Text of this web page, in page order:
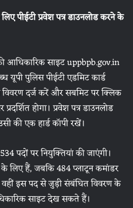
पीईटी प्रवेश पत्र डाउनलोड करने के
आधिकारिक साइट uppbpb.gov.in
पुलिस पीईटी एडमिट कार्ड
दर्ज करें और सबमिट पर क्लिक
होगा। प्रवेश पत्र डाउनलोड
एक हार्ड कॉपी रखें।
पदों पर नियुक्तियां की जाएंगी।
हैं, जबकि 484 प्लाटून कमांडर
इस पद से जुड़ी संबंधित विवरण के
साइट देख सकते हैं।